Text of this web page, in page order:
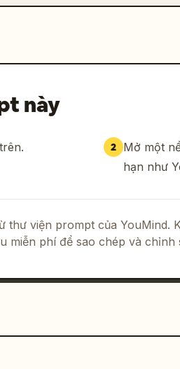
biểu ngữ ở phía dưới
gần đó. Thêm các hiệu
(bloom), ánh sáng viền
nghiệp xuyên suốt,
thiết kế đồ họa tương
này
2 Mở một
hạn như
viện prompt của YouMind.
miễn phí để sao chép và chỉnh